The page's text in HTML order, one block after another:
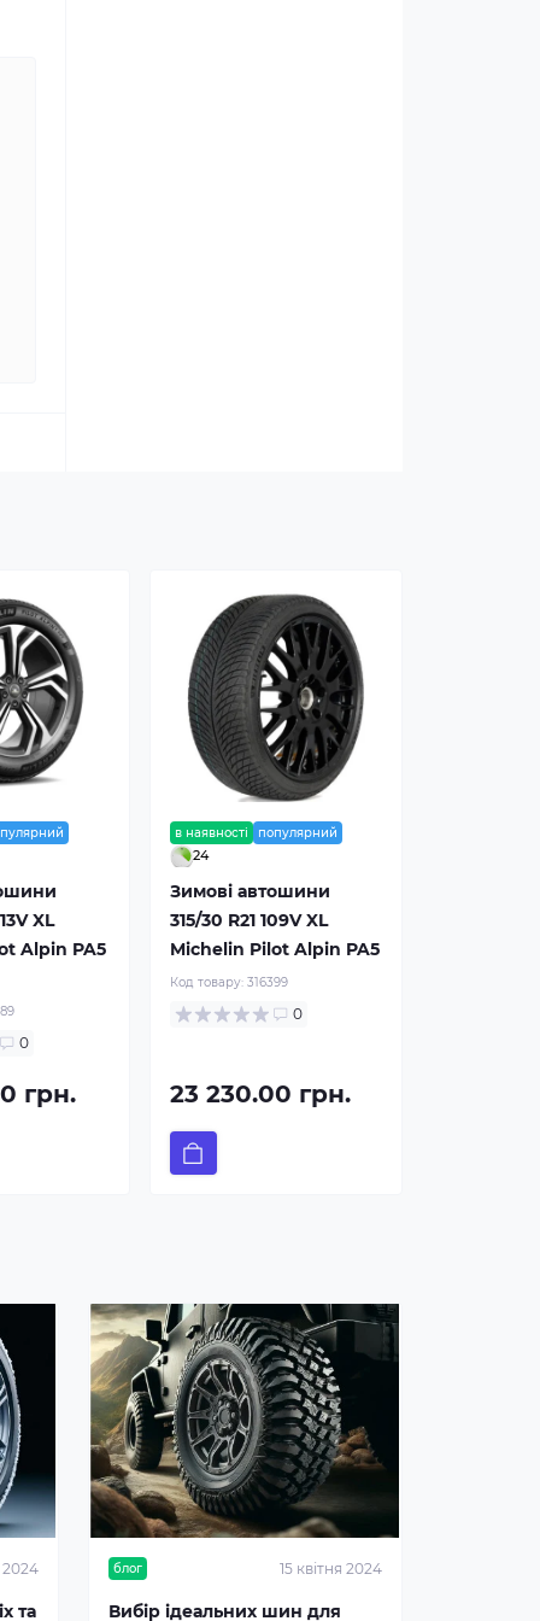
XL
Alpin PA5
0
грн.
в наявності популярний
24
Зимові автошини
315/30 R21 109V XL
Michelin Pilot Alpin PA5
Код товару: 316399
0
23 230.00 грн.
2024
та
блог 15 квітня 2024
Вибір ідеальних шин для